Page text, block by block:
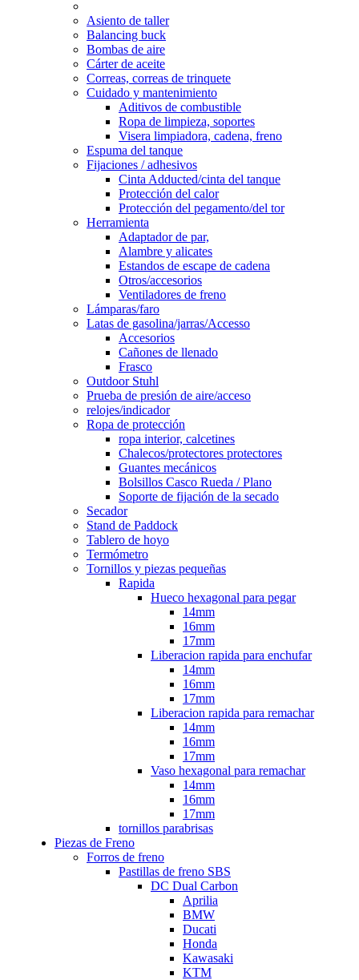
Asiento de taller
Balancing buck
Bombas de aire
Cárter de aceite
Correas, correas de trinquete
Cuidado y mantenimiento
Aditivos de combustible
Ropa de limpieza, soportes
Visera limpiadora, cadena, freno
Espuma del tanque
Fijaciones / adhesivos
Cinta Adducted/cinta del tanque
Protección del calor
Protección del pegamento/del tor
Herramienta
Adaptador de par,
Alambre y alicates
Estandos de escape de cadena
Otros/accesorios
Ventiladores de freno
Lámparas/faro
Latas de gasolina/jarras/Accesso
Accesorios
Cañones de llenado
Frasco
Outdoor Stuhl
Prueba de presión de aire/acceso
relojes/indicador
Ropa de protección
ropa interior, calcetines
Chalecos/protectores protectores
Guantes mecánicos
Bolsillos Casco Rueda / Plano
Soporte de fijación de la secado
Secador
Stand de Paddock
Tablero de hoyo
Termómetro
Tornillos y piezas pequeñas
Rapida
Hueco hexagonal para pegar
14mm
16mm
17mm
Liberacion rapida para enchufar
14mm
16mm
17mm
Liberacion rapida para remachar
14mm
16mm
17mm
Vaso hexagonal para remachar
14mm
16mm
17mm
tornillos parabrisas
Piezas de Freno
Forros de freno
Pastillas de freno SBS
DC Dual Carbon
Aprilia
BMW
Ducati
Honda
Kawasaki
KTM